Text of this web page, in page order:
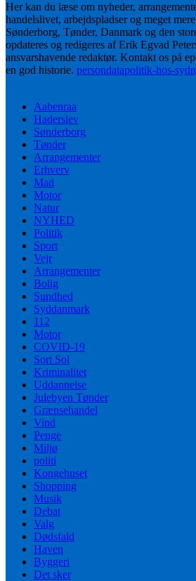
Her kan du læse om nyheder,
handelslivet, arbejdspladser og meget
Sønderborg, Tønder, Danmark og den
opdateres og redigeres af Erik Egvad
ansvarshavende redaktør. Kontakt os på
en god historie. persondatapolitik-hos-
Aabenraa
Haderslev
Sønderborg
Tønder
Arrangementer
Erhverv
Mad
Motor
Natur
NYHED
Politik
Sport
Vejr
Arrangementer
Bolig
Sundhed
Syddanmark
112
Motor
COVID-19
Sort Sol
Kriminalitet
Uddannelse
Julebyen Tønder
Grænsehandel
Vind
Penge
Miljø
politi
Kongehuset
Shopping
Musik
Debat
Valg
Dødsfald
Haven
Byggeri
Det sker